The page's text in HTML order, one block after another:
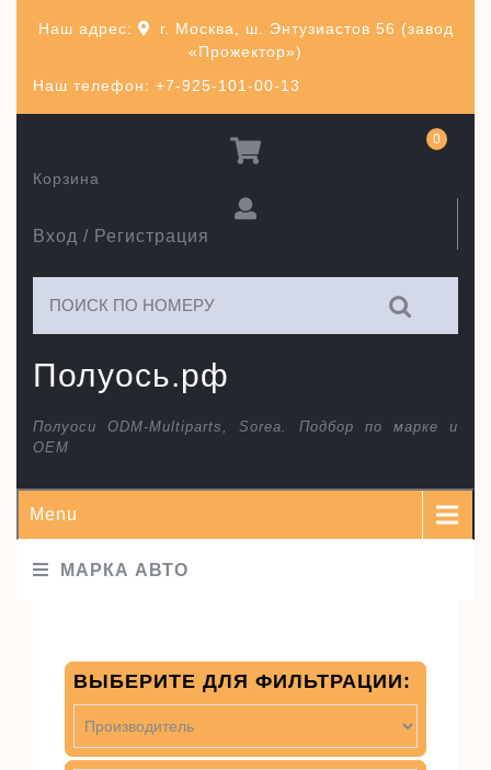
Наш телефон: +7-925-101-00-13
Наш адрес:
г. Москва, ш. Энтузиастов 56 (завод
«Прожектор»)
Полуось.рф
Полуоси ODM-Multiparts, Sorea. Подбор по марке и
ОЕМ
Вход / Регистрация
Корзина
0
Menu
МАРКА АВТО
ВЫБЕРИТЕ ДЛЯ ФИЛЬТРАЦИИ: